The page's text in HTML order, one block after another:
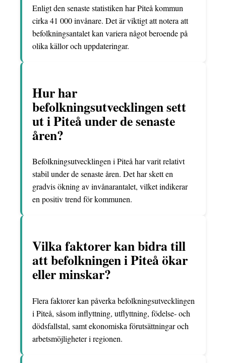
Enligt den senaste statistiken har Piteå kommun
cirka 41 000 invånare. Det är viktigt att notera att
befolkningsantalet kan variera något beroende på
olika källor och uppdateringar.
Hur har
befolkningsutvecklingen sett
ut i Piteå under de senaste
åren?
Befolkningsutvecklingen i Piteå har varit relativt
stabil under de senaste åren. Det har skett en
gradvis ökning av invånarantalet, vilket indikerar
en positiv trend för kommunen.
Vilka faktorer kan bidra till
att befolkningen i Piteå ökar
eller minskar?
Flera faktorer kan påverka befolkningsutvecklingen
i Piteå, såsom inflyttning, utflyttning, födelse- och
dödsfallstal, samt ekonomiska förutsättningar och
arbetsmöjligheter i regionen.